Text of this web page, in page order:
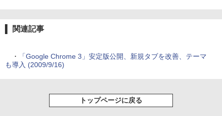
関連記事
・
「Google Chrome 3」安定版公開、新規タブを改善、テーマ
も導入 (2009/9/16)
トップページに戻る